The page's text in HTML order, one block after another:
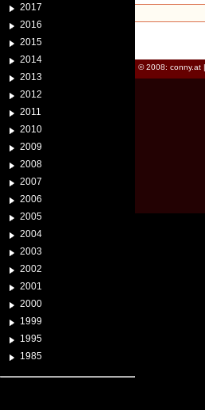
2017
2016
2015
2014
2013
2012
2011
2010
2009
2008
2007
2006
2005
2004
2003
2002
2001
2000
1999
1995
1985
© 2008: conny.at |